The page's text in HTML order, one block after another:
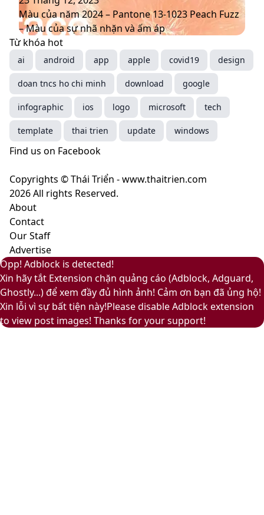
hiệu
mới
chủ
đạo
thống
trị
xu
hướng
năm
2025
–
Mocha
Mousse
–
màu
nâu
cà
phê
mang
ý
nghĩa
của
năm
2024
–
Pantone
13-
1023
Peach
Fuzz
–
Màu
sự
nhã
nhặn
và
ấm
áp
Màu của năm 2024 – Pantone 13-1023 Peach Fuzz
– Màu của sự nhã nhặn và ấm áp
Từ khóa hot
ai android app apple covid19 design
doan tncs ho chi minh download google
infographic ios logo microsoft tech
template thai trien update windows
Find us on Facebook
Copyrights © Thái Triển - www.thaitrien.com
2026 All rights Reserved.
About
Contact
Our Staff
Advertise
Facebook
X
LinkedIn
YouTube
Google
Play
Facebook
Pinterest
Messenger
Messenger
Viber
Back
to
top
button
Close
Opp! Adblock is detected!
Xin hãy tắt Extension chặn quảng cáo (Adblock, Adguard,
Ghostly...) để xem đầy đủ hình ảnh! Cảm ơn bạn đã ủng hộ!
Xin lỗi vì sự bất tiện này!Please disable Adblock extension
to view post images! Thanks for your support!